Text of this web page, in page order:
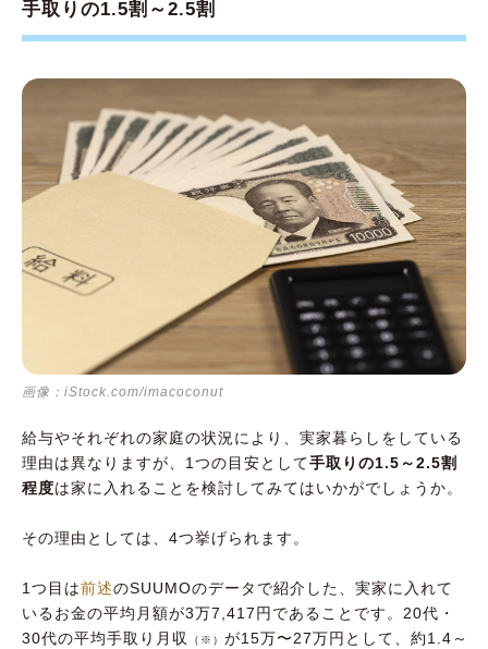
手取りの1.5割～2.5割
画像：iStock.com/imacoconut
給与やそれぞれの家庭の状況により、実家暮らしをしている
理由は異なりますが、1つの目安として手取りの1.5～2.5割
程度は家に入れることを検討してみてはいかがでしょうか。
その理由としては、4つ挙げられます。
1つ目は前述のSUUMOのデータで紹介した、実家に入れて
いるお金の平均月額が3万7,417円であることです。20代・
30代の平均手取り月収
（※） が15万〜27万円として、約1.4～